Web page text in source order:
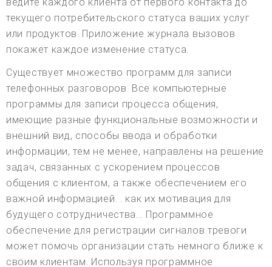
ведите каждого клиента от первого контакта до
текущего потребительского статуса ваших услуг
или продуктов. Приложение журнала вызовов
покажет каждое изменение статуса.
Существует множество программ для записи
телефонных разговоров. Все компьютерные
программы для записи процесса общения,
имеющие разные функциональные возможности и
внешний вид, способы ввода и обработки
информации, тем не менее, направлены на решение
задач, связанных с ускорением процессов
общения с клиентом, а также обеспечением его
важной информацией. . как их мотивация для
будущего сотрудничества... Программное
обеспечение для регистрации сигналов тревоги
может помочь организации стать немного ближе к
своим клиентам. Используя программное